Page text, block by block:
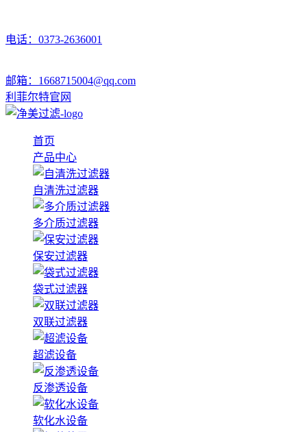
电话：0373-2636001
邮箱：1668715004@qq.com
利菲尔特官网
首页
产品中心
自清洗过滤器
多介质过滤器
保安过滤器
袋式过滤器
双联过滤器
超滤设备
反渗透设备
软化水设备